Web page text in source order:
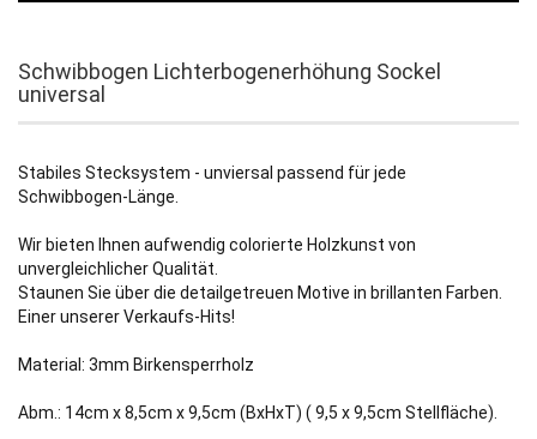
Schwibbogen Lichterbogenerhöhung Sockel
universal
Stabiles Stecksystem - unviersal passend für jede
Schwibbogen-Länge.
Wir bieten Ihnen aufwendig colorierte Holzkunst von
unvergleichlicher Qualität.
Staunen Sie über die detailgetreuen Motive in brillanten Farben.
Einer unserer Verkaufs-Hits!
Material: 3mm Birkensperrholz
Abm.: 14cm x 8,5cm x 9,5cm (BxHxT) ( 9,5 x 9,5cm Stellfläche).